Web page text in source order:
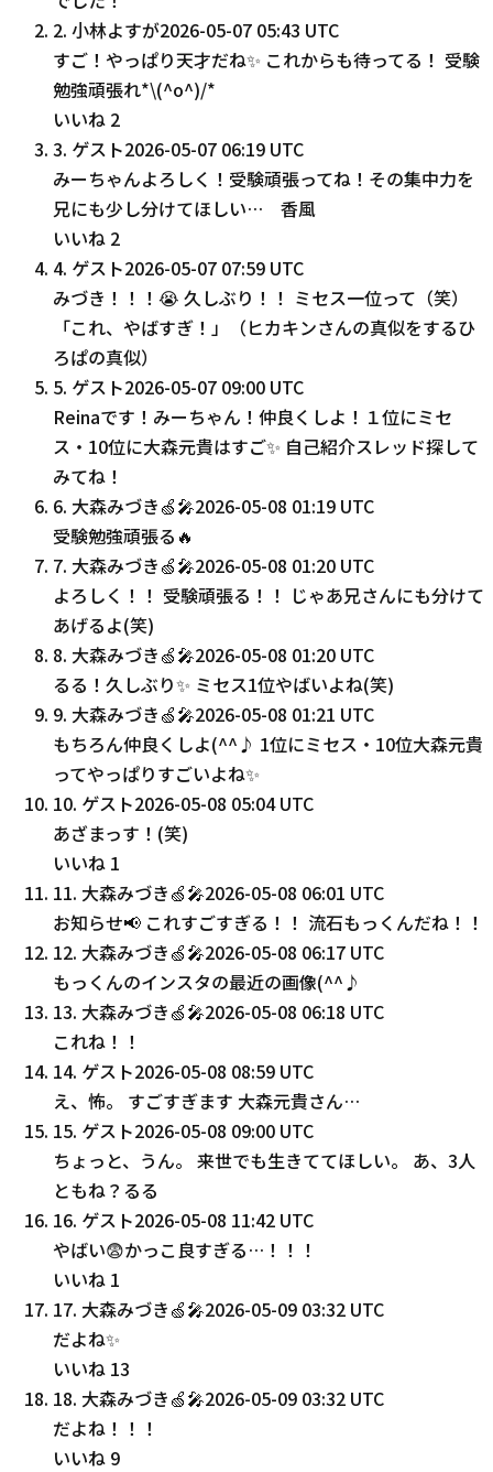
2. 小林よすが2026-05-07 05:43 UTC
すご！やっぱり天才だね✨ これからも待ってる！ 受験
勉強頑張れ*\(^o^)/*
いいね 2
3. ゲスト2026-05-07 06:19 UTC
みーちゃんよろしく！受験頑張ってね！その集中力を
兄にも少し分けてほしい… 香風
いいね 2
4. ゲスト2026-05-07 07:59 UTC
みづき！！！😭 久しぶり！！ ミセス一位って（笑）
「これ、やばすぎ！」（ヒカキンさんの真似をするひ
ろぱの真似）
5. ゲスト2026-05-07 09:00 UTC
Reinaです！みーちゃん！仲良くしよ！１位にミセ
ス・10位に大森元貴はすご✨ 自己紹介スレッド探して
みてね！
6. 大森みづき🍏🎤2026-05-08 01:19 UTC
受験勉強頑張る🔥
7. 大森みづき🍏🎤2026-05-08 01:20 UTC
よろしく！！ 受験頑張る！！ じゃあ兄さんにも分けて
あげるよ(笑)
8. 大森みづき🍏🎤2026-05-08 01:20 UTC
るる！久しぶり✨ ミセス1位やばいよね(笑)
9. 大森みづき🍏🎤2026-05-08 01:21 UTC
もちろん仲良くしよ(^^♪ 1位にミセス・10位大森元貴
ってやっぱりすごいよね✨
10. ゲスト2026-05-08 05:04 UTC
あざまっす！(笑)
いいね 1
11. 大森みづき🍏🎤2026-05-08 06:01 UTC
お知らせ📢 これすごすぎる！！ 流石もっくんだね！！
12. 大森みづき🍏🎤2026-05-08 06:17 UTC
もっくんのインスタの最近の画像(^^♪
13. 大森みづき🍏🎤2026-05-08 06:18 UTC
これね！！
14. ゲスト2026-05-08 08:59 UTC
え、怖。 すごすぎます 大森元貴さん…
15. ゲスト2026-05-08 09:00 UTC
ちょっと、うん。 来世でも生きててほしい。 あ、3人
ともね？るる
16. ゲスト2026-05-08 11:42 UTC
やばい😨かっこ良すぎる…！！！
いいね 1
17. 大森みづき🍏🎤2026-05-09 03:32 UTC
だよね✨
いいね 13
18. 大森みづき🍏🎤2026-05-09 03:32 UTC
だよね！！！
いいね 9